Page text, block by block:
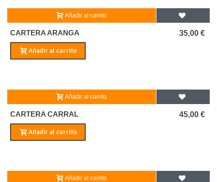
Añadir al carrito
CARTERA ARANGA 35,00 €
Añadir al carrito
Añadir al carrito
CARTERA CARRAL 45,00 €
Añadir al carrito
Añadir al carrito